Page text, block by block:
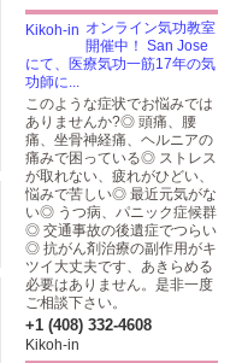
オンライン気功教室
開催中！ San Jose
にて、医療気功一筋17年の気
功師に...
このような症状でお悩みでは
ありませんか?◎ 頭痛、腰
痛、坐骨神経痛、ヘルニアの
痛みで困っている◎ ストレス
が取れない、疲れがひどい、
悩みで苦しい◎ 最近元気がな
い◎ うつ病、パニック症候群
◎ 交通事故の後遺症でつらい
◎ 抗がん剤治療の副作用がキ
ツイ大丈夫です、あきらめる
必要はありません。是非一度
ご相談下さい。
+1 (408) 332-4608
Kikoh-in